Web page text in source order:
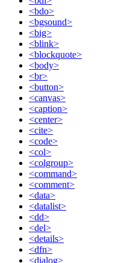
<bdo>
<bgsound>
<big>
<blink>
<blockquote>
<body>
<br>
<button>
<canvas>
<caption>
<center>
<cite>
<code>
<col>
<colgroup>
<command>
<comment>
<data>
<datalist>
<dd>
<del>
<details>
<dfn>
<dialog>